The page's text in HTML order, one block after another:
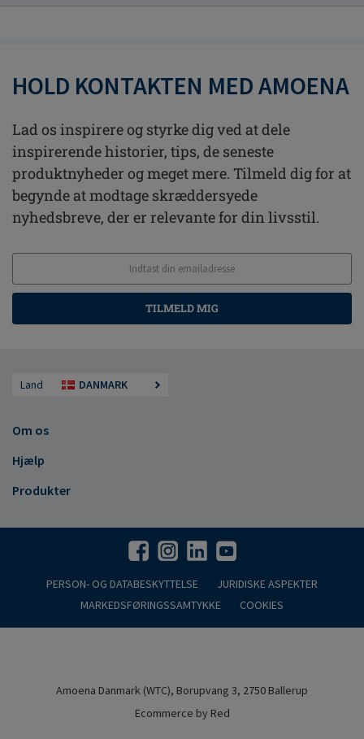
HOLD KONTAKTEN MED AMOENA
Lad os inspirere og styrke dig ved at dele
inspirerende historier, tips, de seneste
produktnyheder og meget mere. Tilmeld dig for at
begynde at modtage skræddersyede
nyhedsbreve, der er relevante for din livsstil.
TILMELD MIG
Land DANMARK
Om os
Hjælp
Produkter
PERSON- OG DATABESKYTTELSE
JURIDISKE ASPEKTER
MARKEDSFØRINGSSAMTYKKE
COOKIES
Amoena Danmark (WTC), Borupvang 3, 2750 Ballerup
Ecommerce by Red